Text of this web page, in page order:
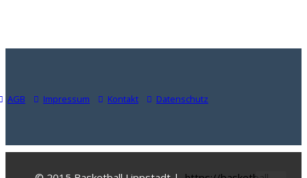
AGB Impressum Kontakt Datenschutz